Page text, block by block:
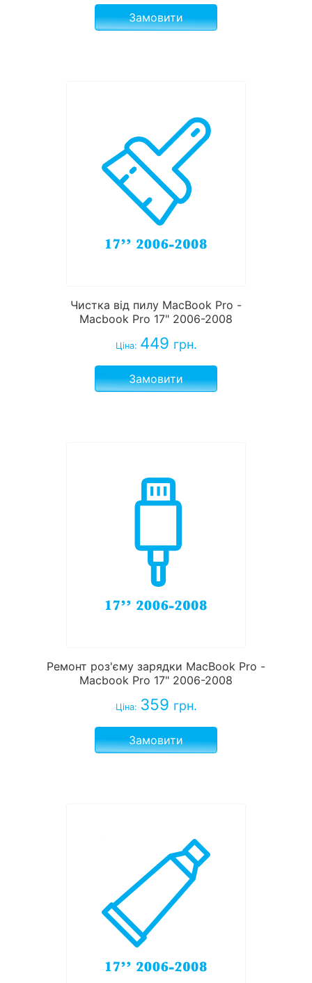
Замовити
Чистка від пилу MacBook Pro -
Macbook Pro 17" 2006-2008
Ціна: 449 грн.
Замовити
Ремонт роз'єму зарядки MacBook Pro -
Macbook Pro 17" 2006-2008
Ціна: 359 грн.
Замовити